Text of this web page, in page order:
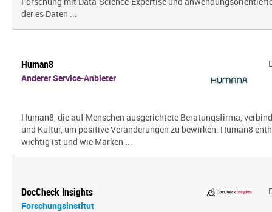
der es Daten ...
Human8
Anderer Service-Anbieter
Human8, die auf Menschen ausgerichtete Beratungsfirma,
und Kultur, um positive Veränderungen zu bewirken. Human8
wichtig ist und wie Marken ...
DocCheck Insights
Forschungsinstitut